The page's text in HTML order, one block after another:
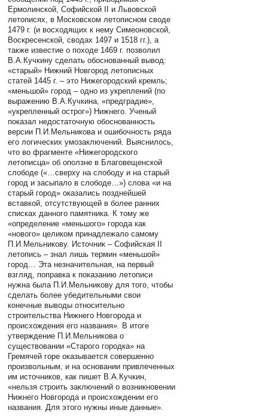
Ермолинской, Софийской II и Львовской
летописях, в Московском летописном своде
1479 г. (и восходящих к нему Симеоновской,
Воскресенской, сводах 1497 и 1518 гг.), а
также известие о походе 1469 г. позволил
В.А.Кучкину сделать обоснованный вывод:
«старый» Нижний Новгород летописных
статей 1445 г. – это Нижегородский кремль;
«меньшой» город – одно из укреплений (по
выражению В.А.Кучкина, «предградие»,
«укрепленный острог») Нижнего. Ученый
показал недостаточную обоснованность
версии П.И.Мельникова и ошибочность ряда
его логических умозаключений. Выяснилось,
что во фрагменте «Нижегородского
летописца» об оползне в Благовещенской
слободе («…сверху на слободу и на старый
город и засыпало в слободе…») слова «и на
старый город» оказались позднейшей
вставкой, отсутствующей в более ранних
списках данного памятника. К тому же
«определение «меньшого» города как
«нового» целиком принадлежало самому
П.И.Мельникову. Источник – Софийская II
летопись – знал лишь термин «меньшой»
город… Эта незначительная, на первый
взгляд, поправка к показанию летописи
нужна была П.И.Мельникову для того, чтобы
сделать более убедительными свои
конечные выводы относительно
строительства Нижнего Новгорода и
происхождения его названия». В итоге
утверждение П.И.Мельникова о
существовании «Старого городка» на
Гремячей горе оказывается совершенно
произвольным, и на основании привлеченных
им источников, как пишет В.А.Кучкин,
«нельзя строить заключений о возникновении
Нижнего Новгорода и происхождении его
названия. Для этого нужны иные данные».